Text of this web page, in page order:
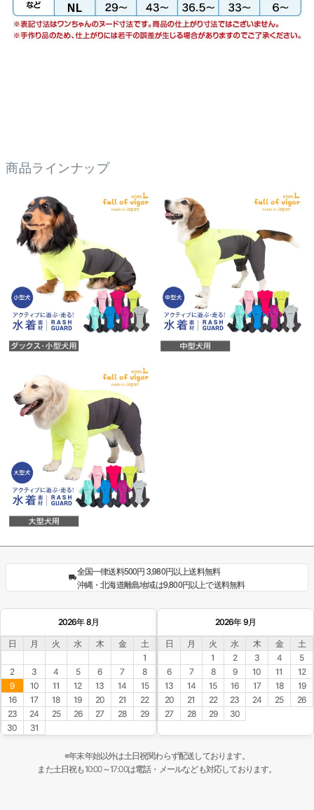
商品ラインナップ
全国一律送料500円 3,980円以上送料無料
沖縄・北海道離島地域は9,800円以上で送料無料
2026年 8月
日 月 火 水 木 金
土
1
2
3 4 5 6 7
8
9
10 11 12 13 14
15
16
17 18 19 20 21
22
23
24 25 26 27 28
29
30
31
2026年 9月
日 月 火 水 木 金
土
1
2 3 4
5
6
7 8 9 10 11
12
13
14 15 16 17 18
19
20
21 22 23 24 25
26
27
28 29 30
※年末年始以外は土日祝関わらず配送しております。
また土日祝も10:00～17:00は電話・メールなども対応しております。